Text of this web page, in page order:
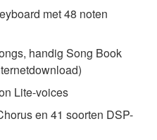
met 48 noten
handig Song Book
Lite-voices
en 41 soorten DSP-